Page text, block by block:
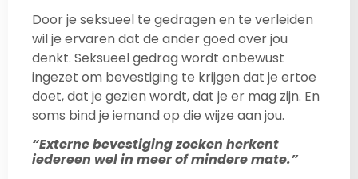
Door je seksueel te gedragen en te verleiden
wil je ervaren dat de ander goed over jou
denkt. Seksueel gedrag wordt onbewust
ingezet om bevestiging te krijgen dat je ertoe
doet, dat je gezien wordt, dat je er mag zijn. En
soms bind je iemand op die wijze aan jou.
“Externe bevestiging zoeken herkent
iedereen wel in meer of mindere mate.”